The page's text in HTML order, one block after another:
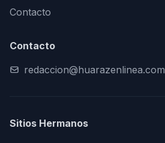
Contacto
Contacto
redaccion@huarazenlinea.com
Sitios Hermanos